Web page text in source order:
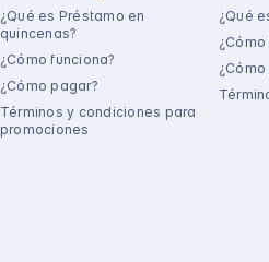
¿Qué es Préstamo en
quincenas?
¿Cómo funciona?
¿Cómo pagar?
Términos y condiciones para
promociones
¿Qué